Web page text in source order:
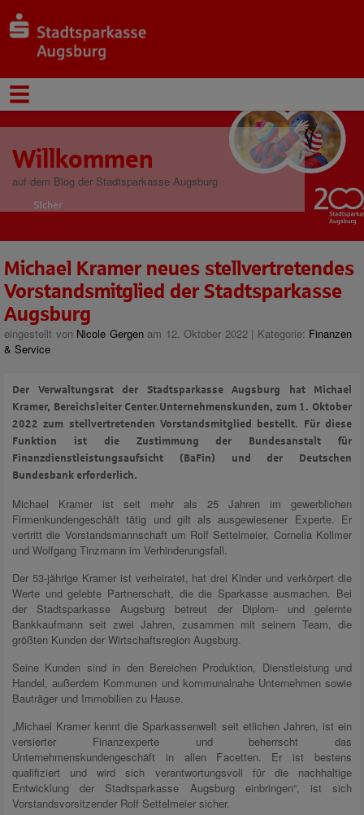
Willkommen
auf dem Blog der Stadtsparkasse Augsburg
Michael Kramer neues stellvertretendes
Vorstandsmitglied der Stadtsparkasse
Augsburg
eingestellt von Nicole Gergenam 12. Oktober 2022 | Kategorie: Finanzen
& Service
Der Verwaltungsrat der Stadtsparkasse Augsburg hat Michael
Kramer, Bereichsleiter Center.Unternehmenskunden, zum 1. Oktober
2022 zum stellvertretenden Vorstandsmitglied bestellt. Für diese
Funktion ist die Zustimmung der Bundesanstalt für
Finanzdienstleistungsaufsicht (BaFin) und der Deutschen
Bundesbank erforderlich.
Michael Kramer ist seit mehr als 25 Jahren im gewerblichen
Firmenkundengeschäft tätig und gilt als ausgewiesener Experte. Er
vertritt die Vorstandsmannschaft um Rolf Settelmeier, Cornelia Kollmer
und Wolfgang Tinzmann im Verhinderungsfall.
Der 53-jährige Kramer ist verheiratet, hat drei Kinder und verkörpert die
Werte und gelebte Partnerschaft, die die Sparkasse ausmachen. Bei
der Stadtsparkasse Augsburg betreut der Diplom- und gelernte
Bankkaufmann seit zwei Jahren, zusammen mit seinem Team, die
größten Kunden der Wirtschaftsregion Augsburg.
Seine Kunden sind in den Bereichen Produktion, Dienstleistung und
Handel, außerdem Kommunen und kommunalnahe Unternehmen sowie
Bauträger und Immobilien zu Hause.
„Michael Kramer kennt die Sparkassenwelt seit etlichen Jahren, ist ein
versierter Finanzexperte und beherrscht das
Unternehmenskundengeschäft in allen Facetten. Er ist bestens
qualifiziert und wird sich verantwortungsvoll für die nachhaltige
Entwicklung der Stadtsparkasse Augsburg einbringen“, ist sich
Vorstandsvorsitzender Rolf Settelmeier sicher.